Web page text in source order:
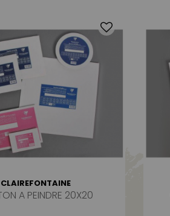
CLAIREFONTAINE
A PEINDRE 20X20